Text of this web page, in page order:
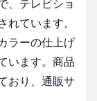
、テレビショ
ています。
ラーの仕上げ
います。商品
おり、通販サ